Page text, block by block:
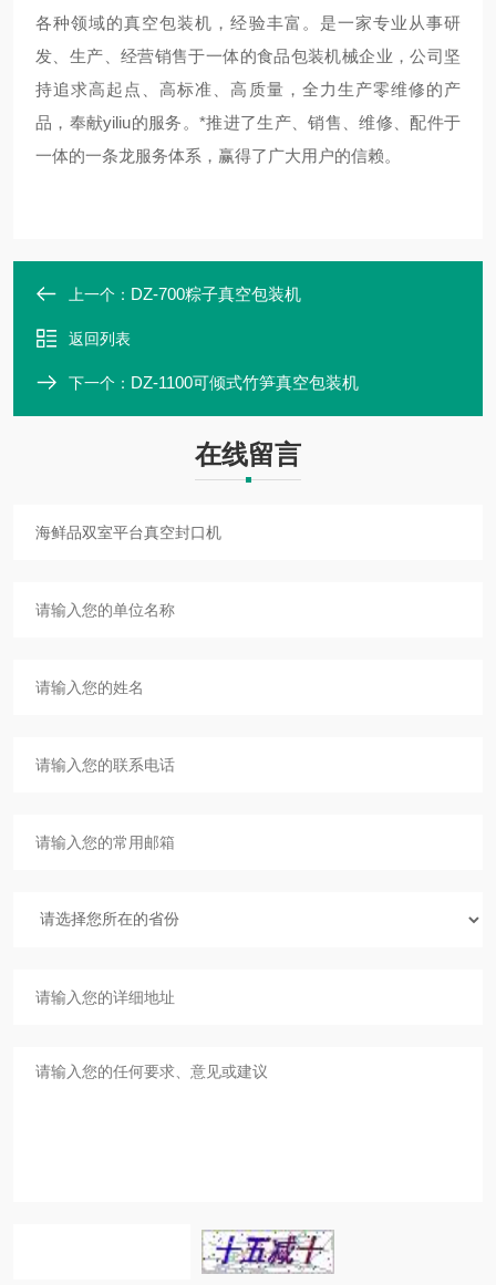
各种领域的真空包装机，经验丰富。是一家专业从事研
发、生产、经营销售于一体的食品包装机械企业，公司坚
持追求高起点、高标准、高质量，全力生产零维修的产
品，奉献yiliu的服务。*推进了生产、销售、维修、配件于
一体的一条龙服务体系，赢得了广大用户的信赖。
上一个： DZ-700粽子真空包装机
返回列表
下一个： DZ-1100可倾式竹笋真空包装机
在线留言